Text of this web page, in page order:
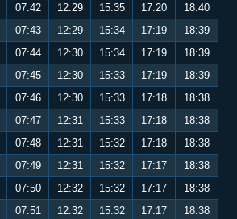
07:42 12:29 15:35 17:20
18:40
07:43 12:29 15:34 17:19
18:39
07:44 12:30 15:34 17:19
18:39
07:45 12:30 15:33 17:19
18:39
07:46 12:30 15:33 17:18
18:38
07:47 12:31 15:33 17:18
18:38
07:48 12:31 15:32 17:18
18:38
07:49 12:31 15:32 17:17
18:38
07:50 12:32 15:32 17:17
18:38
07:51 12:32 15:32 17:17 18:38